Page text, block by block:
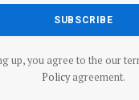
up, you agree to the our
Policyagreement.